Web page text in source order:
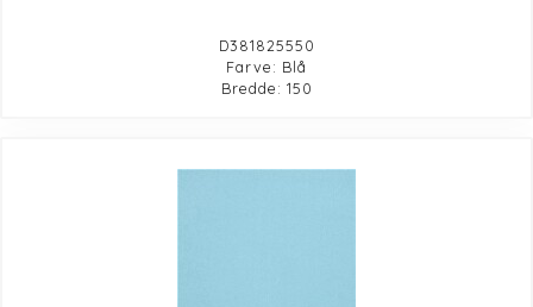
D381825550
Farve: Blå
Bredde: 150